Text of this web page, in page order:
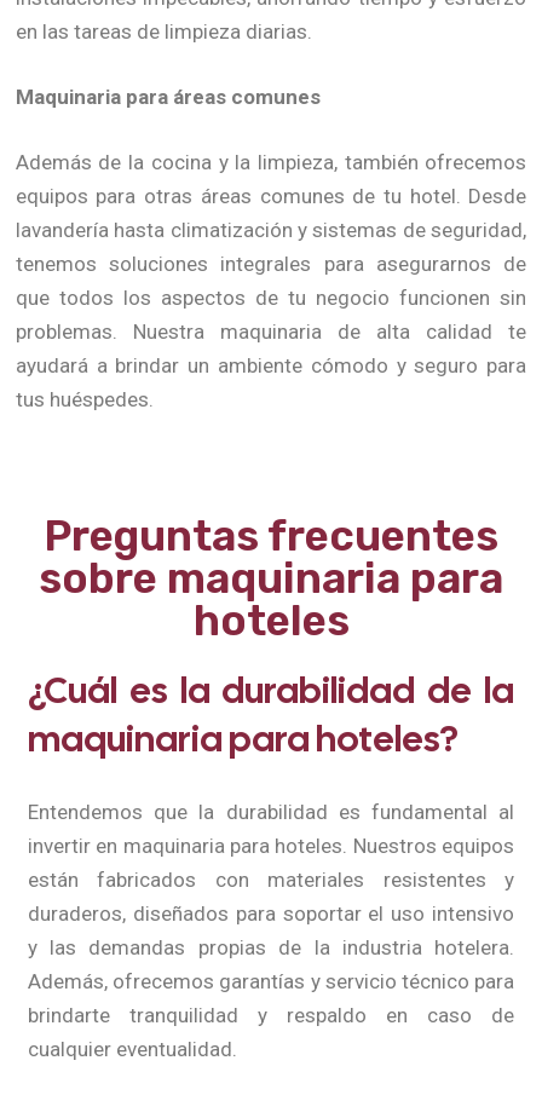
en las tareas de limpieza diarias.
Maquinaria para áreas comunes
Además de la cocina y la limpieza, también ofrecemos
equipos para otras áreas comunes de tu hotel. Desde
lavandería hasta climatización y sistemas de seguridad,
tenemos soluciones integrales para asegurarnos de
que todos los aspectos de tu negocio funcionen sin
problemas. Nuestra maquinaria de alta calidad te
ayudará a brindar un ambiente cómodo y seguro para
tus huéspedes.
Preguntas frecuentes
sobre maquinaria para
hoteles
¿Cuál es la durabilidad de la
maquinaria para hoteles?
Entendemos que la durabilidad es fundamental al
invertir en maquinaria para hoteles. Nuestros equipos
están fabricados con materiales resistentes y
duraderos, diseñados para soportar el uso intensivo
y las demandas propias de la industria hotelera.
Además, ofrecemos garantías y servicio técnico para
brindarte tranquilidad y respaldo en caso de
cualquier eventualidad.